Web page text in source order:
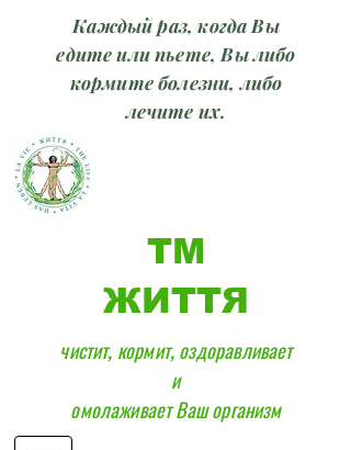
Каждый раз, когда Вы
едите или пьете, Вы либо
кормите болезни, либо
лечите их.
ТМ
ЖИТТЯ
чистит, кормит, оздоравливает
и
омолаживает Ваш организм